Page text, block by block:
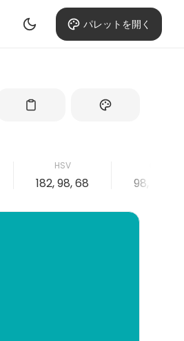
パレットを開く
HSV
182, 98, 68 98, 3, 0,